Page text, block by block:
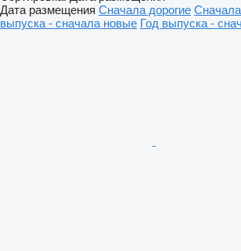
Дата размещения Сначала дорогие
выпуска - сначала новые Год выпуска -